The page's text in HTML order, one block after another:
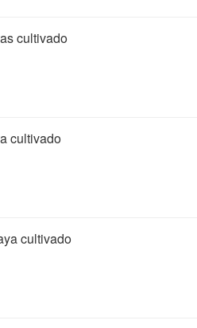
cultivado
cultivado
cultivado